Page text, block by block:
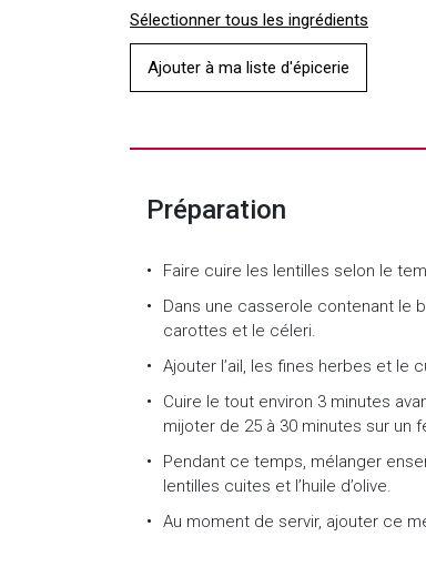
Sélectionner tous les ingrédients
Ajouter à ma liste d'épicerie
Préparation
Faire cuire les lentilles selon le
Dans une casserole contenant le
carottes et le céleri.
Ajouter l’ail, les fines herbes et le
Cuire le tout environ 3 minutes
mijoter de 25 à 30 minutes sur un
Pendant ce temps, mélanger
lentilles cuites et l’huile d’olive.
Au moment de servir, ajouter ce